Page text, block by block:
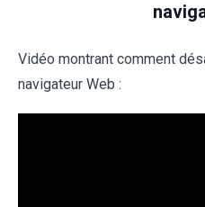
Vidéo montrant comment
navigateur Web :